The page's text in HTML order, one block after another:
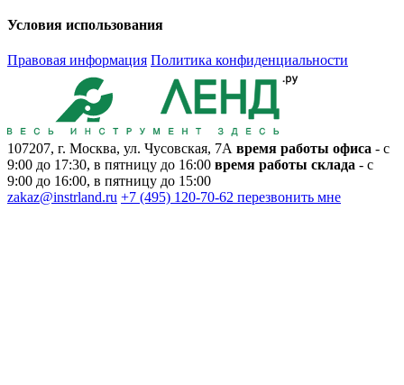
Условия использования
Правовая информация Политика конфиденциальности
107207, г. Москва, ул. Чусовская, 7А время работы офиса - с
9:00 до 17:30, в пятницу до 16:00 время работы склада - с
9:00 до 16:00, в пятницу до 15:00
zakaz@instrland.ru +7 (495) 120-70-62 перезвонить мне